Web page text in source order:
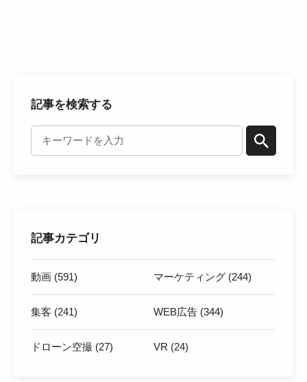
記事を検索する
記事カテゴリ
動画 (591) マーケティング (244)
集客 (241) WEB広告 (344)
ドローン空撮 (27) VR (24)